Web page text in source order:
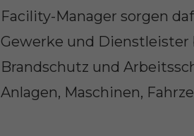
Facility-Manager sorgen
Gewerke und
Brandschutz und
Anlagen, Maschinen,